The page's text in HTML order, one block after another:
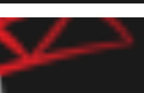
e logs